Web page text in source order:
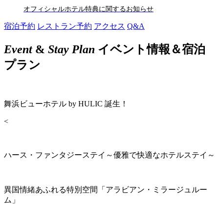
オフィシャルホテル特典に関するお知らせ
宿泊予約 レストラン予約 アクセス Q&A
Event& Stay Plan イベント情報＆宿泊
プラン
舞浜ビューホテル by HULIC 誕生！
<
ハース・ファンタジーステイ～優雅で快適なホテルステイ～
異国情緒あふれる特別空間「アラビアン・ミラージュルー
ム」